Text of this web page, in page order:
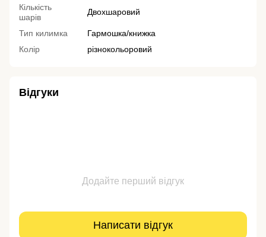
Кількість
шарів
Двохшаровий
Тип килимка
Гармошка/книжка
Колір
різнокольоровий
Відгуки
Додайте перший відгук
Написати відгук